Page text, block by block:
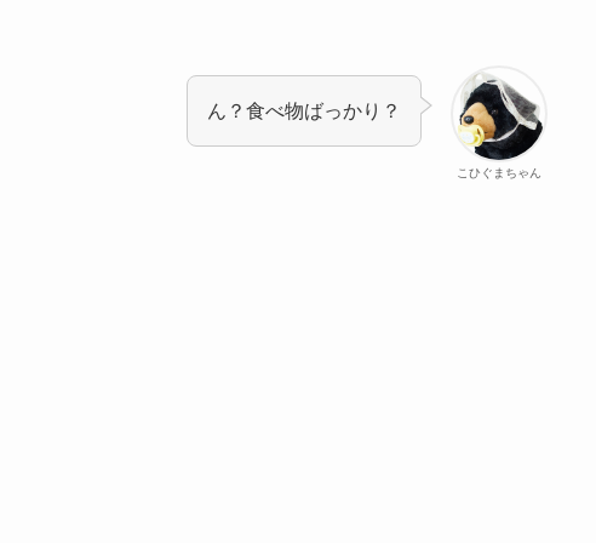
こひぐまちゃん
ん？食べ物ばっかり？